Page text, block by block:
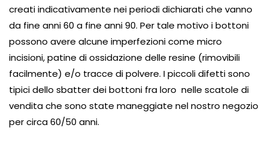
creati indicativamente nei periodi dichiarati che vanno
da fine anni 60 a fine anni 90. Per tale motivo i bottoni
possono avere alcune imperfezioni come micro
incisioni, patine di ossidazione delle resine (rimovibili
facilmente) e/o tracce di polvere. I piccoli difetti sono
tipici dello sbatter dei bottoni fra loro nelle scatole di
vendita che sono state maneggiate nel nostro negozio
per circa 60/50 anni.